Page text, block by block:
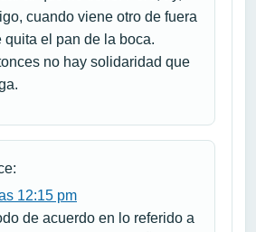
cuando viene otro de fuera
quita el pan de la boca.
no hay solidaridad que
12:15 pm
de acuerdo en lo referido a